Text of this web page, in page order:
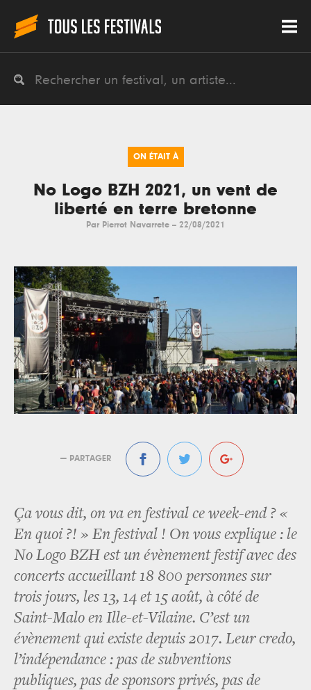
ON ÉTAIT À
No Logo BZH 2021, un vent de
liberté en terre bretonne
Par Pierrot Navarrete -- 22/08/2021
— PARTAGER
Ça vous dit, on va en festival ce week-end ? «
En quoi ?! » En festival ! On vous explique : le
No Logo BZH est un évènement festif avec des
concerts accueillant 18 800 personnes sur
trois jours, les 13, 14 et 15 août, à côté de
Saint-Malo en Ille-et-Vilaine. C’est un
évènement qui existe depuis 2017. Leur credo,
l’indépendance : pas de subventions
publiques, pas de sponsors privés, pas de